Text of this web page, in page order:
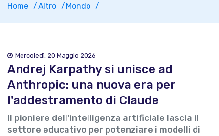
Home
Altro Mondo
Mercoledì, 20 Maggio 2026
Andrej Karpathy si unisce ad
Anthropic: una nuova era per
l'addestramento di Claude
Il pioniere dell'intelligenza artificiale lascia il
settore educativo per potenziare i modelli di